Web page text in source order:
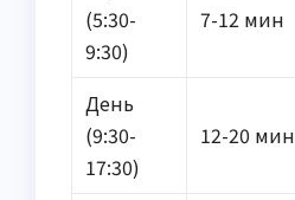
(5:30-
9:30)
7-12 мин
День
(9:30-
17:30)
12-20 мин